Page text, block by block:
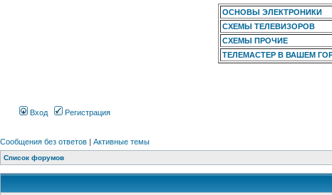
ОСНОВЫ ЭЛЕКТРОНИКИ
СХЕМЫ ТЕЛЕВИЗОРОВ
СХЕМЫ ПРОЧИЕ
ТЕЛЕМАСТЕР В ВАШЕМ
Вход Регистрация
Сообщения без ответов | Активные темы
Список форумов